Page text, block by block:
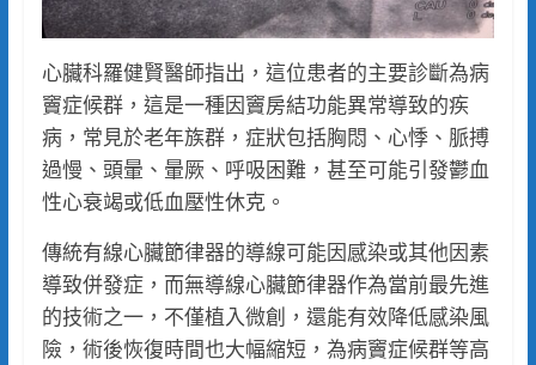
心臟科羅健賢醫師指出，這位患者的主要診斷為病
竇症候群，這是一種因竇房結功能異常導致的疾
病，常見於老年族群，症狀包括胸悶、心悸、脈搏
過慢、頭暈、暈厥、呼吸困難，甚至可能引發鬱血
性心衰竭或低血壓性休克。
傳統有線心臟節律器的導線可能因感染或其他因素
導致併發症，而無導線心臟節律器作為當前最先進
的技術之一，不僅植入微創，還能有效降低感染風
險，術後恢復時間也大幅縮短，為病竇症候群等高